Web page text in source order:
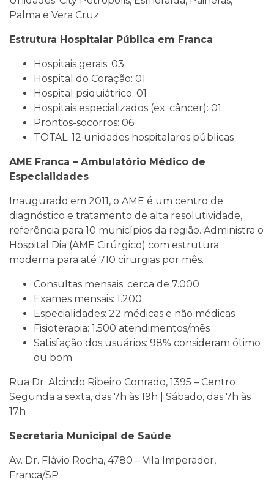
Palma e Vera Cruz
Estrutura Hospitalar Pública em Franca
Hospitais gerais: 03
Hospital do Coração: 01
Hospital psiquiátrico: 01
Hospitais especializados (ex: câncer): 01
Prontos-socorros: 06
TOTAL: 12 unidades hospitalares públicas
AME Franca – Ambulatório Médico de
Especialidades
Inaugurado em 2011, o AME é um centro de
diagnóstico e tratamento de alta resolutividade,
referência para 10 municípios da região. Administra o
Hospital Dia (AME Cirúrgico) com estrutura
moderna para até 710 cirurgias por mês.
Consultas mensais: cerca de 7.000
Exames mensais: 1.200
Especialidades: 22 médicas e não médicas
Fisioterapia: 1.500 atendimentos/mês
Satisfação dos usuários: 98% consideram ótimo
ou bom
Rua Dr. Alcindo Ribeiro Conrado, 1395 – Centro
Segunda a sexta, das 7h às 19h | Sábado, das 7h às
17h
Secretaria Municipal de Saúde
Av. Dr. Flávio Rocha, 4780 – Vila Imperador,
Franca/SP